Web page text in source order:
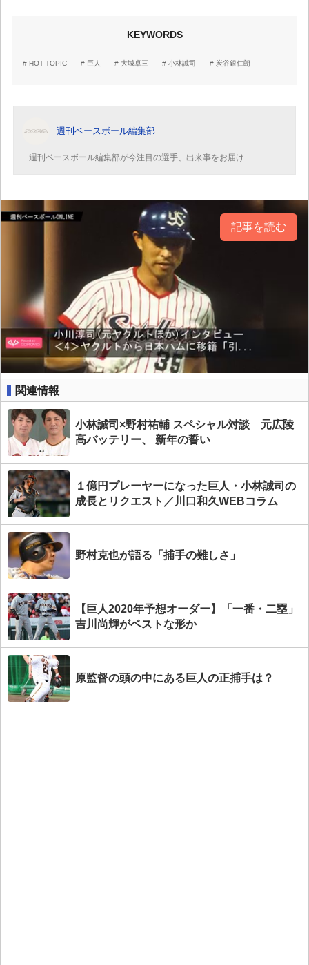
KEYWORDS
HOT TOPIC 巨人 大城卓三 小林誠司 炭谷銀仁朗
週刊ベースボール編集部
週刊ベースボール編集部が今注目の選手、出来事をお届け
記事を読む
関連情報
小林誠司×野村祐輔 スペシャル対談 元広陵
高バッテリー、 新年の誓い
１億円プレーヤーになった巨人・小林誠司の
成長とリクエスト／川口和久WEBコラム
野村克也が語る「捕手の難しさ」
【巨人2020年予想オーダー】「一番・二塁」
吉川尚輝がベストな形か
原監督の頭の中にある巨人の正捕手は？